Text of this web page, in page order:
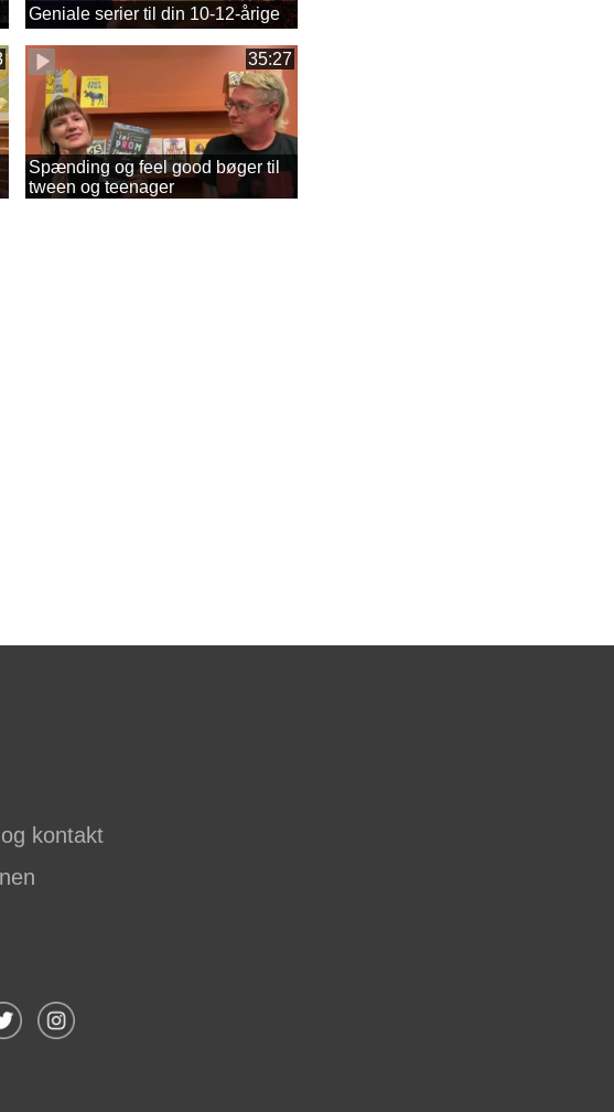
Geniale serier til din 10-12-årige
35:27
Spænding og feel good bøger til
tween og teenager
kontakt